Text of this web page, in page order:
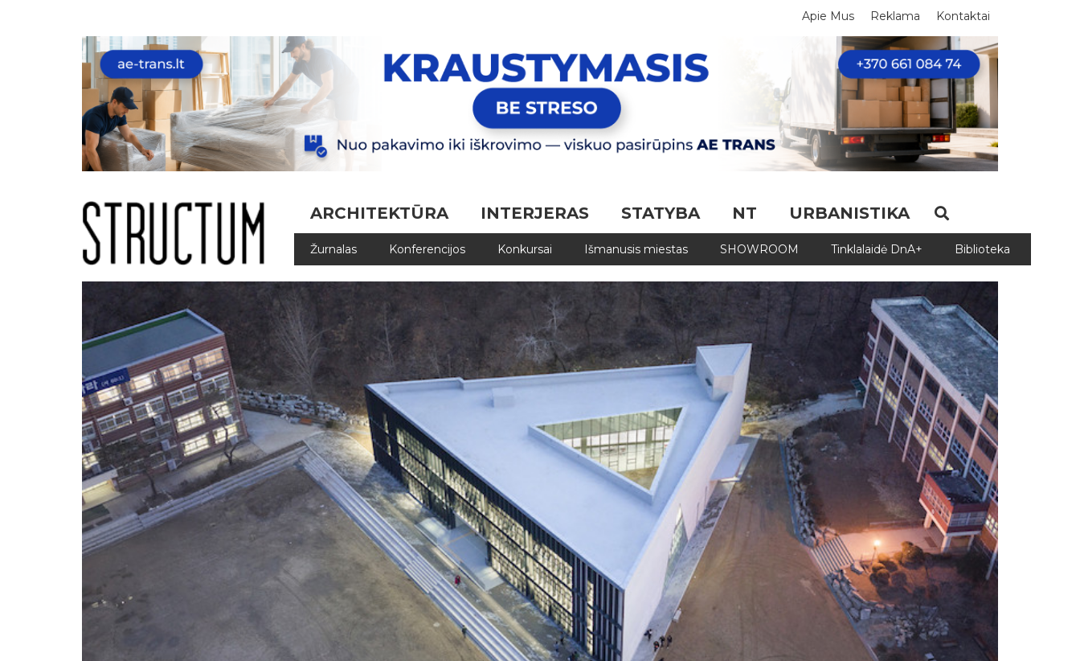
Apie Mus Reklama Kontaktai
ARCHITEKTŪRA INTERJERAS STATYBA NT URBANISTIKA
Žurnalas Konferencijos Konkursai Išmanusis miestas SHOWROOM Tinklalaidė DnA+ Biblioteka